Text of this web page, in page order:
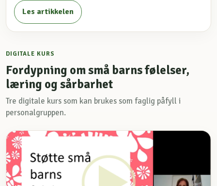
Les artikkelen
DIGITALE KURS
Fordypning om små barns følelser,
læring og sårbarhet
Tre digitale kurs som kan brukes som faglig påfyll i
personalgruppen.